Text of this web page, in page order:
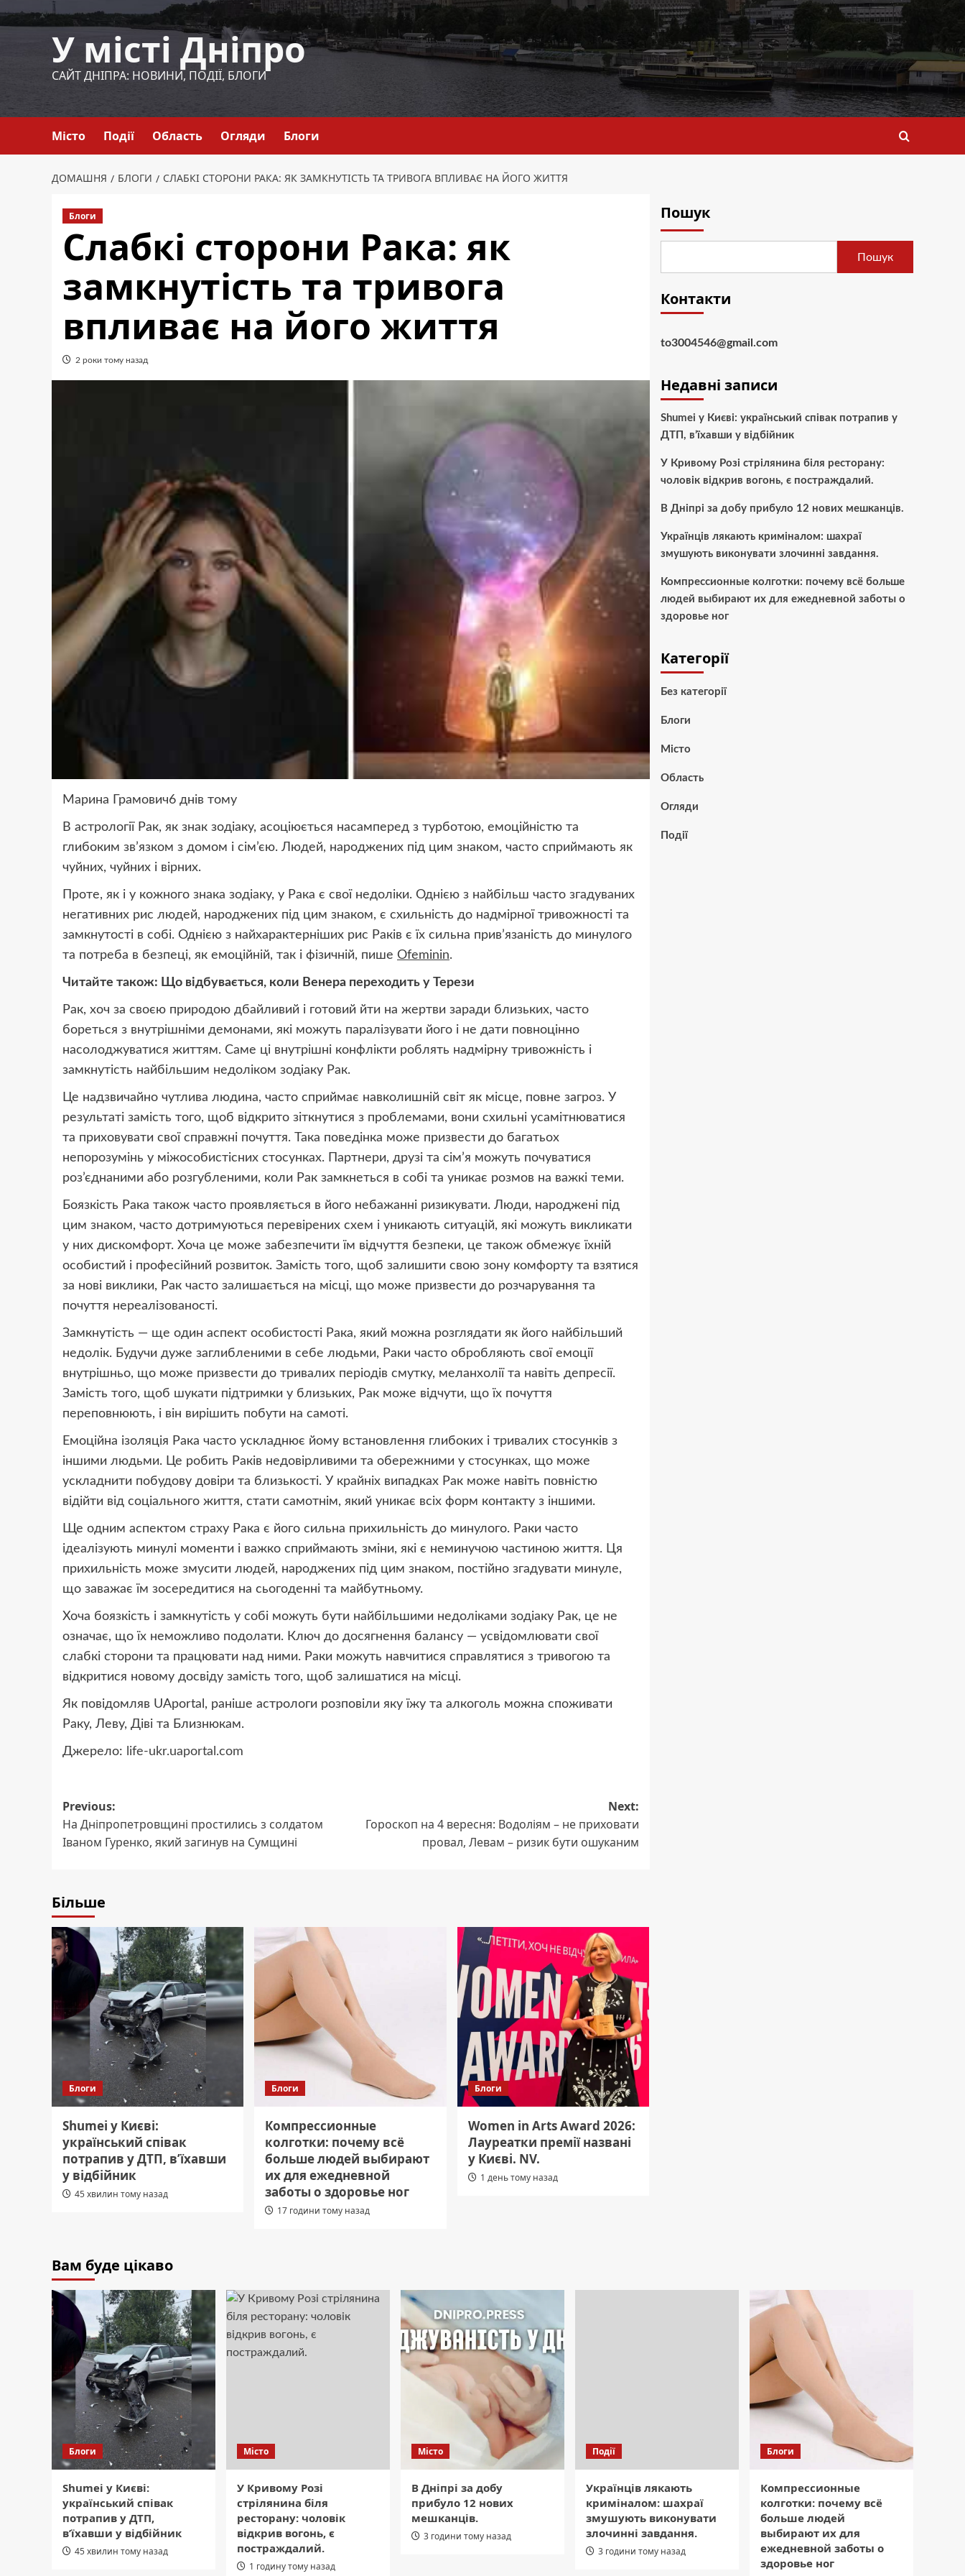
до
У місті Дніпро
САЙТ ДНІПРА: НОВИНИ, ПОДІЇ, БЛОГИ
Місто Події Область Огляди Блоги
ДОМАШНЯ БЛОГИ СЛАБКІ СТОРОНИ РАКА: ЯК ЗАМКНУТІСТЬ ТА ТРИВОГА ВПЛИВАЄ НА ЙОГО ЖИТТЯ
Блоги
Слабкі сторони Рака: як
замкнутість та тривога
впливає на його життя
2 роки тому назад
Марина Грамович6 днів тому
В астрології Рак, як знак зодіаку, асоціюється насамперед з турботою, емоційністю та
глибоким зв’язком з домом і сім’єю. Людей, народжених під цим знаком, часто сприймають як
чуйних, чуйних і вірних.
Проте, як і у кожного знака зодіаку, у Рака є свої недоліки. Однією з найбільш часто згадуваних
негативних рис людей, народжених під цим знаком, є схильність до надмірної тривожності та
замкнутості в собі. Однією з найхарактерніших рис Раків є їх сильна прив’язаність до минулого
та потреба в безпеці, як емоційній, так і фізичній, пише Оfeminin.
Читайте також: Що відбувається, коли Венера переходить у Терези
Рак, хоч за своєю природою дбайливий і готовий йти на жертви заради близьких, часто
бореться з внутрішніми демонами, які можуть паралізувати його і не дати повноцінно
насолоджуватися життям. Саме ці внутрішні конфлікти роблять надмірну тривожність і
замкнутість найбільшим недоліком зодіаку Рак.
Це надзвичайно чутлива людина, часто сприймає навколишній світ як місце, повне загроз. У
результаті замість того, щоб відкрито зіткнутися з проблемами, вони схильні усамітнюватися
та приховувати свої справжні почуття. Така поведінка може призвести до багатьох
непорозумінь у міжособистісних стосунках. Партнери, друзі та сім’я можуть почуватися
роз’єднаними або розгубленими, коли Рак замкнеться в собі та уникає розмов на важкі теми.
Боязкість Рака також часто проявляється в його небажанні ризикувати. Люди, народжені під
цим знаком, часто дотримуються перевірених схем і уникають ситуацій, які можуть викликати
у них дискомфорт. Хоча це може забезпечити їм відчуття безпеки, це також обмежує їхній
особистий і професійний розвиток. Замість того, щоб залишити свою зону комфорту та взятися
за нові виклики, Рак часто залишається на місці, що може призвести до розчарування та
почуття нереалізованості.
Замкнутість — ще один аспект особистості Рака, який можна розглядати як його найбільший
недолік. Будучи дуже заглибленими в себе людьми, Раки часто обробляють свої емоції
внутрішньо, що може призвести до тривалих періодів смутку, меланхолії та навіть депресії.
Замість того, щоб шукати підтримки у близьких, Рак може відчути, що їх почуття
переповнюють, і він вирішить побути на самоті.
Емоційна ізоляція Рака часто ускладнює йому встановлення глибоких і тривалих стосунків з
іншими людьми. Це робить Раків недовірливими та обережними у стосунках, що може
ускладнити побудову довіри та близькості. У крайніх випадках Рак може навіть повністю
відійти від соціального життя, стати самотнім, який уникає всіх форм контакту з іншими.
Ще одним аспектом страху Рака є його сильна прихильність до минулого. Раки часто
ідеалізують минулі моменти і важко сприймають зміни, які є неминучою частиною життя. Ця
прихильність може змусити людей, народжених під цим знаком, постійно згадувати минуле,
що заважає їм зосередитися на сьогоденні та майбутньому.
Хоча боязкість і замкнутість у собі можуть бути найбільшими недоліками зодіаку Рак, це не
означає, що їх неможливо подолати. Ключ до досягнення балансу — усвідомлювати свої
слабкі сторони та працювати над ними. Раки можуть навчитися справлятися з тривогою та
відкритися новому досвіду замість того, щоб залишатися на місці.
Як повідомляв UAportal, раніше астрологи розповіли яку їжу та алкоголь можна споживати
Раку, Леву, Діві та Близнюкам.
Джерело: life-ukr.uaportal.com
Post
navigation
Previous:
На Дніпропетровщині простились з солдатом
Іваном Гуренко, який загинув на Сумщині
Next:
Гороскоп на 4 вересня: Водоліям – не приховати
провал, Левам – ризик бути ошуканим
Більше
Блоги
Shumei у Києві:
український співак
потрапив у ДТП, в’їхавши
у відбійник
45 хвилин тому назад
Блоги
Компрессионные
колготки: почему всё
больше людей выбирают
их для ежедневной
заботы о здоровье ног
17 години тому назад
Блоги
Women in Arts Award 2026:
Лауреатки премії названі
у Києві. NV.
1 день тому назад
Пошук
Пошук
Контакти
to3004546@gmail.com
Недавні записи
Shumei у Києві: український співак потрапив у
ДТП, в’їхавши у відбійник
У Кривому Розі стрілянина біля ресторану:
чоловік відкрив вогонь, є постраждалий.
В Дніпрі за добу прибуло 12 нових мешканців.
Українців лякають криміналом: шахраї
змушують виконувати злочинні завдання.
Компрессионные колготки: почему всё больше
людей выбирают их для ежедневной заботы о
здоровье ног
Категорії
Без категорії
Блоги
Місто
Область
Огляди
Події
Вам буде цікаво
Блоги
Shumei у Києві:
український співак
потрапив у ДТП,
в’їхавши у відбійник
45 хвилин тому назад
Місто
У Кривому Розі
стрілянина біля
ресторану: чоловік
відкрив вогонь, є
постраждалий.
1 годину тому назад
Місто
В Дніпрі за добу
прибуло 12 нових
мешканців.
3 години тому назад
Події
Українців лякають
криміналом: шахраї
змушують виконувати
злочинні завдання.
3 години тому назад
Блоги
Компрессионные
колготки: почему всё
больше людей
выбирают их для
ежедневной заботы о
здоровье ног